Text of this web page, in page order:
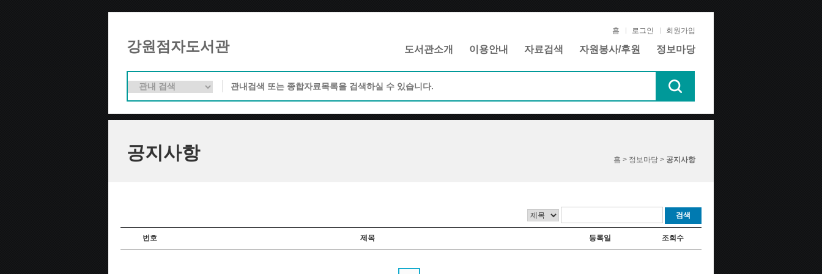
강원점자도서관
홈 로그인 회원가입
도서관소개 이용안내 자료검색 자원봉사/후원 정보마당
공지사항 홈 > 정보마당 > 공지사항
검색
번호 제목 등록일 조회수